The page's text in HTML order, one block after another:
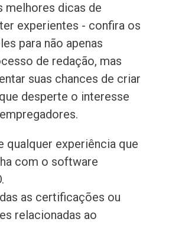
melhores dicas de
experientes - confira os
para não apenas
de redação, mas
suas chances de criar
desperte o interesse
qualquer experiência que
com o software
as certificações ou
relacionadas ao